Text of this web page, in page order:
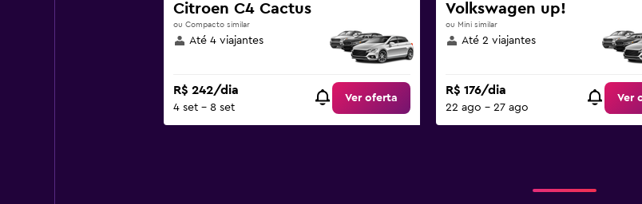
Citroen C4 Cactus
ou Compacto similar
Até 4 viajantes
R$ 242/dia
4 set - 8 set
Ver oferta
Volkswagen up!
ou Mini similar
Até 2 viajantes
R$ 176/dia
22 ago - 27 ago
Ver